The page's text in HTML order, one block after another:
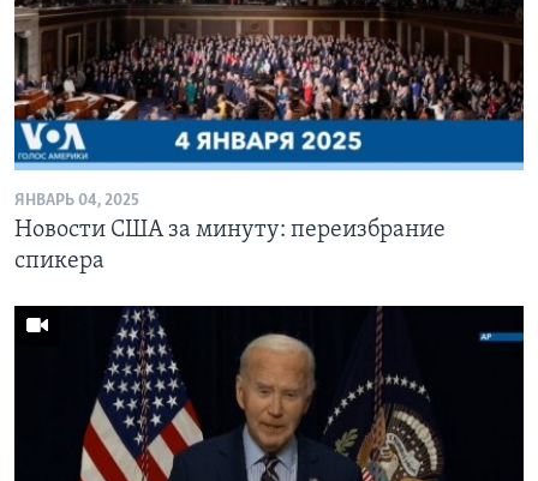
ЯНВАРЬ 04, 2025
Новости США за минуту: переизбрание
спикера